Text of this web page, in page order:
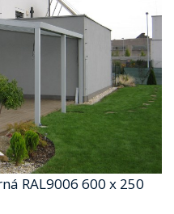
RAL9006 600 x 250